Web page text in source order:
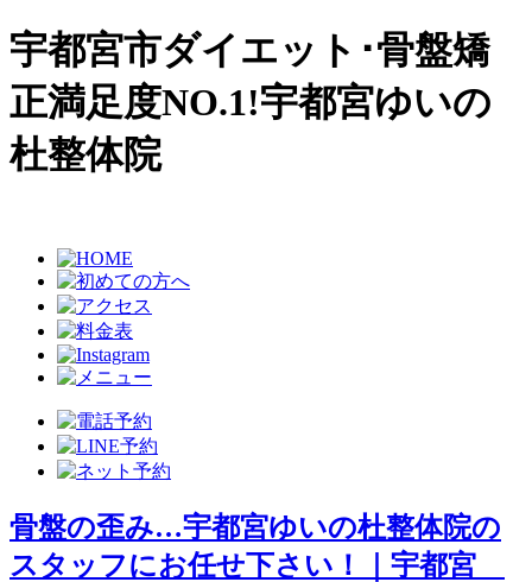
宇都宮市ダイエット･骨盤矯
正満足度NO.1!宇都宮ゆいの
杜整体院
骨盤の歪み…宇都宮ゆいの杜整体院の
スタッフにお任せ下さい！｜宇都宮